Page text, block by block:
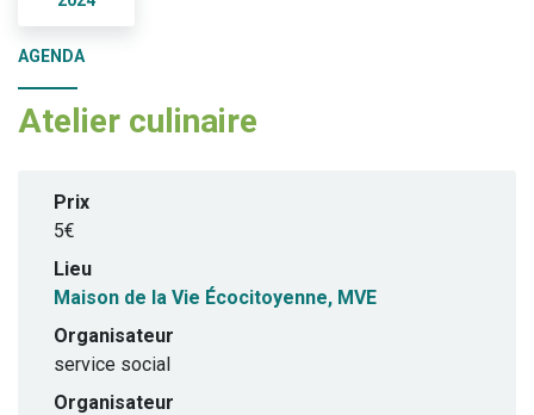
AGENDA
Atelier culinaire
Prix
5€
Lieu
Maison de la Vie Écocitoyenne, MVE
Organisateur
service social
Organisateur